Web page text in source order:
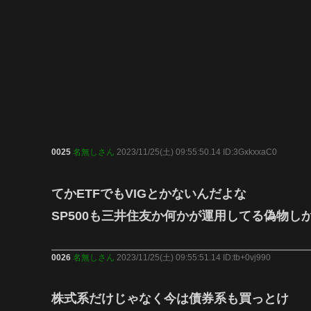
0025 名無しさん 2023/11/25(土) 09:55:50.14 ID:3GxkxxaC0
てかETFでもVIGとかないんだよな
SP500も三井住友か何かが運用してる偽物し
0026 名無しさん 2023/11/25(土) 09:55:51.14 ID:tb+0vj990
株式系だけじゃなく今は債券系も買っとけ